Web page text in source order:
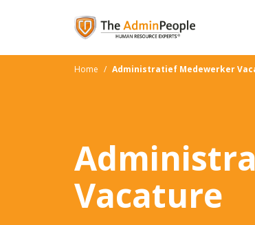
Home / Administratief Medewerker
Vacature